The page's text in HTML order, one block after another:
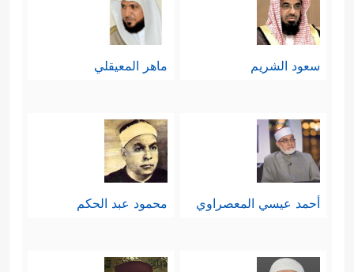
وهذا دافع آخر للتقليد الأعمى، فالتعلُّق
العاطفي بالأسماء والصور والهيئات
المتلبسة بلبوس الدين يُعمي القلب عن
تُرتكب باسم الدين نفسِه، وقد ربط
القرآن بين هذه العاطفة الغافلة وبين
اتّباع دعاة الضلال
﴿وَمِنَ ٱلنَّاسِ مَن یَتَّخِذُ مِن
دُونِ ٱللَّهِ أَندَادࣰا یُحِبُّونَهُمۡ كَحُبِّ ٱللَّهِ﴾.
سعود الشريم ماهر المعيقلي
أحمد عيسي المعصراوي محمود عبد الحكم